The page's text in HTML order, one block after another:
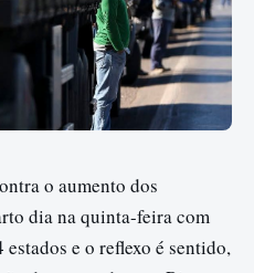
o aumento dos
dia na quinta-feira com
e o reflexo é sentido,